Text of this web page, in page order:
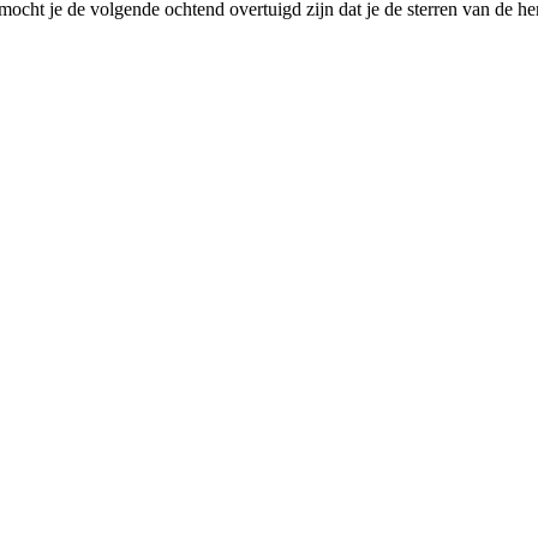
je de volgende ochtend overtuigd zijn dat je de sterren van de